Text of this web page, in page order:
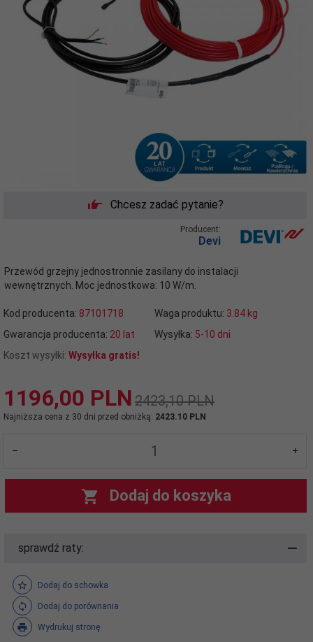
Chcesz zadać pytanie?
Producent:
Devi
Przewód grzejny jednostronnie zasilany do instalacji
wewnętrznych. Moc jednostkowa: 10 W/m.
Kod producenta: 87101718 Waga produktu: 3.84 kg
Gwarancja producenta: 20 lat Wysyłka: 5-10 dni
Koszt wysyłki: Wysyłka gratis!
1196,00 PLN 2423,10 PLN
Najniższa cena z 30 dni przed obniżką: 2423.10 PLN
Dodaj do koszyka
sprawdź raty:
Dodaj do schowka
Dodaj do porównania
Wydrukuj stronę